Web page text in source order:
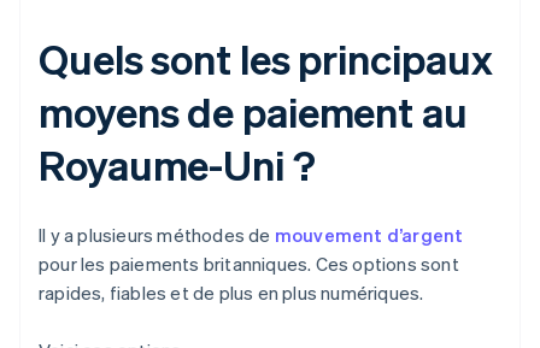
Quels sont les principaux
moyens de paiement au
Royaume-Uni ?
Il y a plusieurs méthodes de mouvement d’argent
pour les paiements britanniques. Ces options sont
rapides, fiables et de plus en plus numériques.